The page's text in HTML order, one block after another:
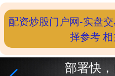
部署快
配资炒股门户网-实盘
择参考